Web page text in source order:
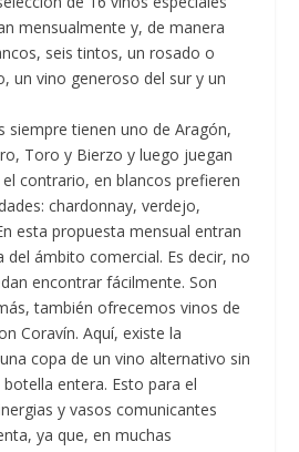
mensualmente y, de manera
seis tintos, un rosado o
un vino generoso del sur y un
siempre tienen uno de Aragón,
Toro y Bierzo y luego juegan
contrario, en blancos prefieren
chardonnay, verdejo,
esta propuesta mensual entran
del ámbito comercial. Es decir, no
encontrar fácilmente. Son
también ofrecemos vinos de
Coravín. Aquí, existe la
copa de un vino alternativo sin
entera. Esto para el
y vasos comunicantes
ya que, en muchas